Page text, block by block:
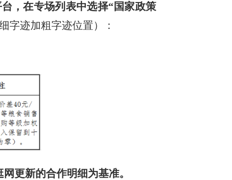
，在专场列表中选择“国家政策
字迹加粗字迹位置）：
更新的合作明细为基准。